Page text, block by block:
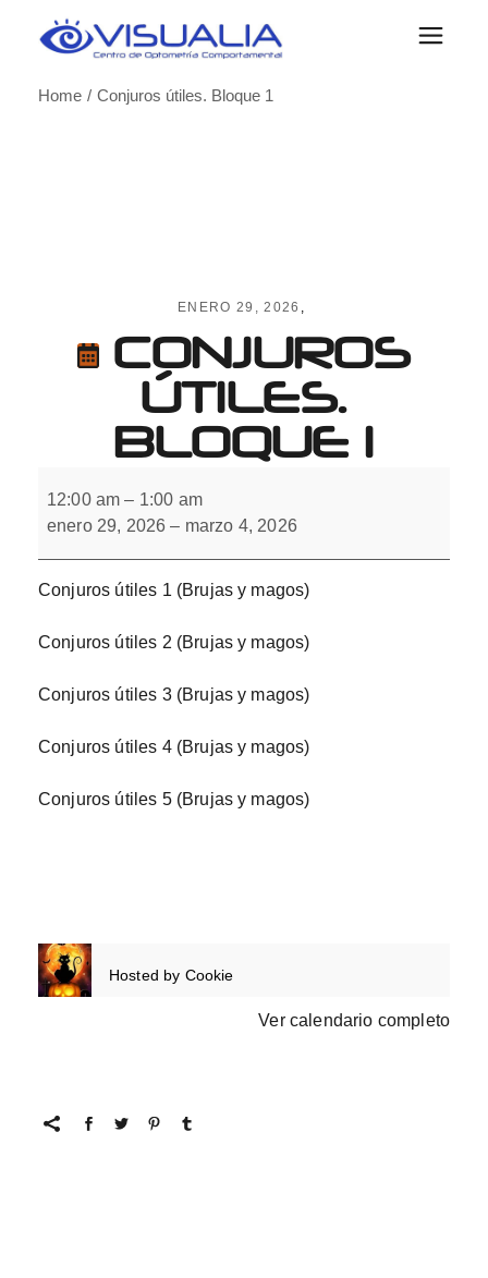
Home
Conjuros útiles. Bloque 1
ENERO 29, 2026
CONJUROS
ÚTILES.
BLOQUE 1
útiles.
Bloque
1
12:00 am – 1:00 am
enero 29, 2026 – marzo 4, 2026
Conjuros útiles 1 (Brujas y magos)
Conjuros útiles 2 (Brujas y magos)
Conjuros útiles 3 (Brujas y magos)
Conjuros útiles 4 (Brujas y magos)
Conjuros útiles 5 (Brujas y magos)
Hosted by Cookie
Ver calendario completo